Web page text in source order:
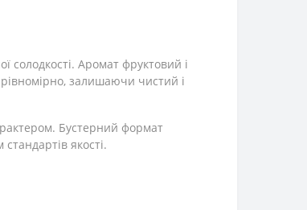
Аромат фруктовий і
залишаючи чистий і
Бустерний формат
якості.